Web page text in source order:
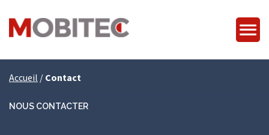
Accueil / Contact
NOUS CONTACTER